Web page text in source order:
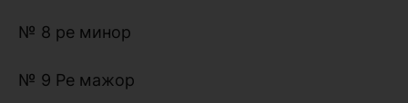
№ 8 ре минор
№ 9 Ре мажор